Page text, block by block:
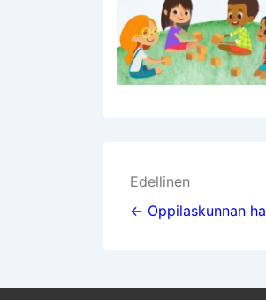
Artikkelien
selaus
Edellinen
← Oppilaskunnan